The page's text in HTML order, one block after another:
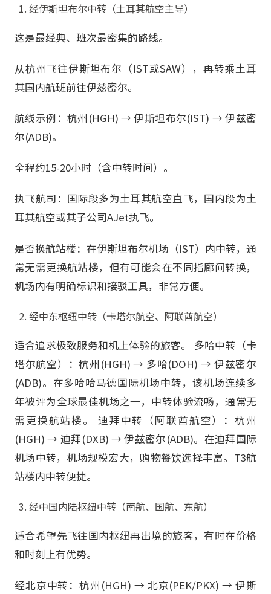
经伊斯坦布尔中转（土耳其航空主导）
这是最经典、班次最密集的路线。
从杭州飞往伊斯坦布尔（IST或SAW），再转乘土耳
其国内航班前往伊兹密尔。
航线示例：杭州(HGH) → 伊斯坦布尔(IST) → 伊兹密
尔(ADB)。
全程约15-20小时（含中转时间）。
执飞航司：国际段多为土耳其航空直飞，国内段为土
耳其航空或其子公司AJet执飞。
是否换航站楼：在伊斯坦布尔机场（IST）内中转，通
常无需更换航站楼，但有可能会在不同指廊间转换，
机场内有明确标识和接驳工具，非常方便。
经中东枢纽中转（卡塔尔航空、阿联酋航空）
适合追求极致服务和机上体验的旅客。 多哈中转（卡
塔尔航空）：杭州(HGH) → 多哈(DOH) → 伊兹密尔
(ADB)。在多哈哈马德国际机场中转，该机场连续多
年被评为全球最佳机场之一，中转体验流畅，通常无
需更换航站楼。 迪拜中转（阿联酋航空）：杭州
(HGH) → 迪拜(DXB) → 伊兹密尔(ADB)。在迪拜国际
机场中转，机场规模宏大，购物餐饮选择丰富。T3航
站楼内中转便捷。
经中国内陆枢纽中转（南航、国航、东航）
适合希望先飞往国内枢纽再出境的旅客，有时在价格
和时刻上有优势。
经北京中转：杭州(HGH) → 北京(PEK/PKX) → 伊斯